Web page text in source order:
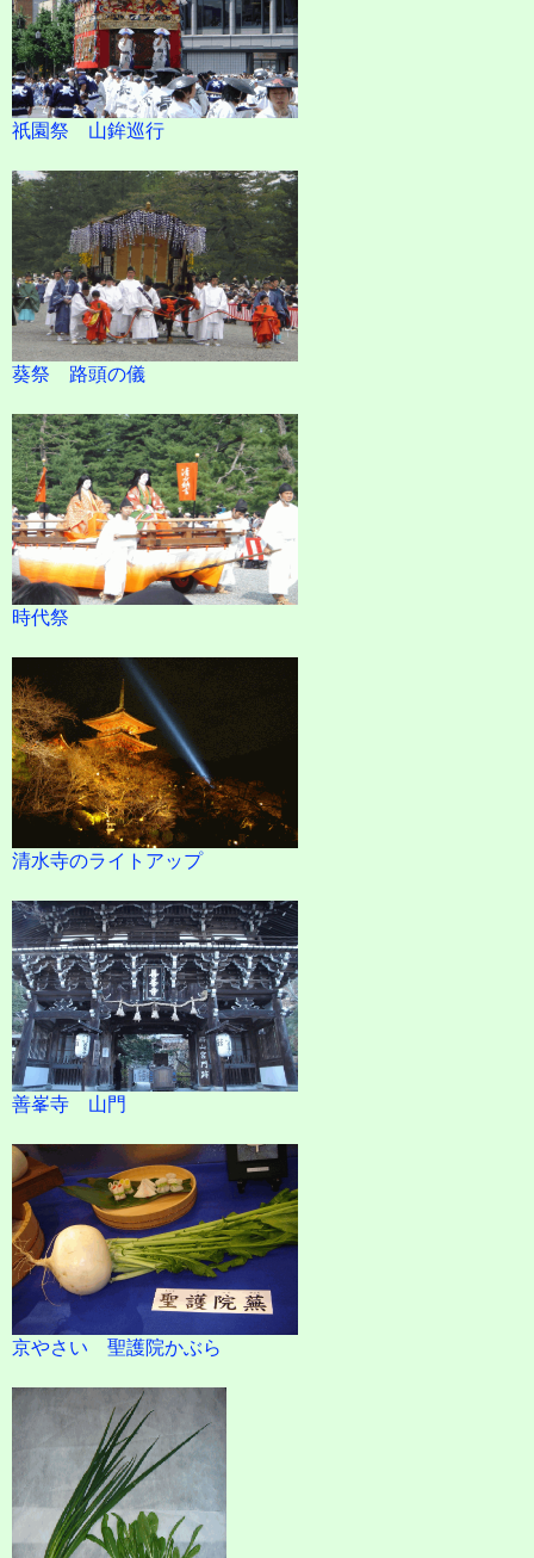
祇園祭 山鉾巡行
葵祭 路頭の儀
時代祭
清水寺のライトアップ
善峯寺 山門
京やさい 聖護院かぶら